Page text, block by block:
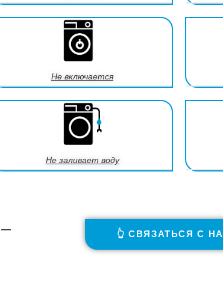
Не включается
Не заливает воду
—
👆 СВЯЗАТЬСЯ С